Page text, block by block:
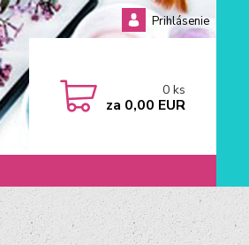
Prihlásenie
0ks
za 0,00 EUR